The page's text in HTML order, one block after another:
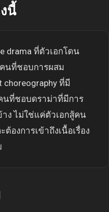
นี้
drama ที่ตัวเอกโดน
นที่ชอบการผสม
choreography ที่มี
นที่ชอบดราม่าที่มีการ
ง ไม่ใช่แค่ตัวเอกสู้คน
องการเข้าถึงเนื้อเรื่อง